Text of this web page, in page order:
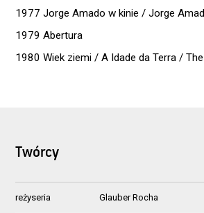
1977 Jorge Amado w kinie / Jorge
1979 Abertura
1980 Wiek ziemi / A Idade da Terra /
Twórcy
reżyseria Glauber Rocha